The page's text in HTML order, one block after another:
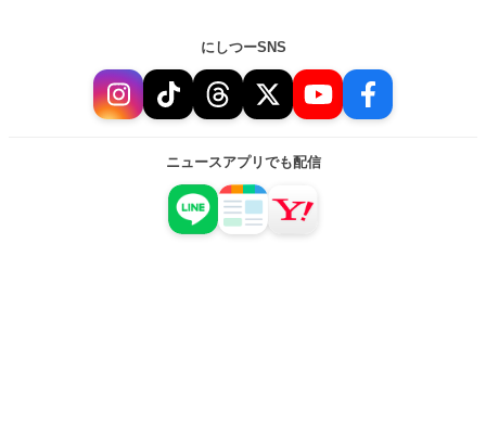
にしつーSNS
ニュースアプリでも配信